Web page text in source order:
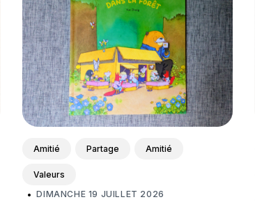
Amitié Partage Amitié
Valeurs
• DIMANCHE 19 JUILLET 2026